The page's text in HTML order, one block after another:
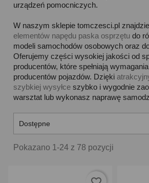
urządzeń pomocniczych.
W naszym sklepie tomczesci.pl
elementów napędu paska osprzętu do
modeli samochodów osobowych oraz
Oferujemy części wysokiej jakości od
producentów, które spełniają
producentów pojazdów. Dzięki
szybkiej wysyłce szybko i wygodnie
warsztat lub wykonasz naprawę
Dostępne
Pokazano 1-24 z 78 pozycji